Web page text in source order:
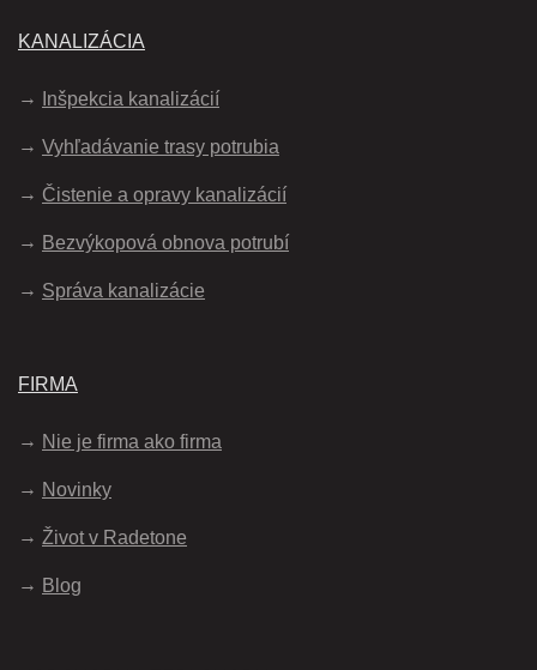
KANALIZÁCIA
Inšpekcia kanalizácií
Vyhľadávanie trasy potrubia
Čistenie a opravy kanalizácií
Bezvýkopová obnova potrubí
Správa kanalizácie
FIRMA
Nie je firma ako firma
Novinky
Život v Radetone
Blog